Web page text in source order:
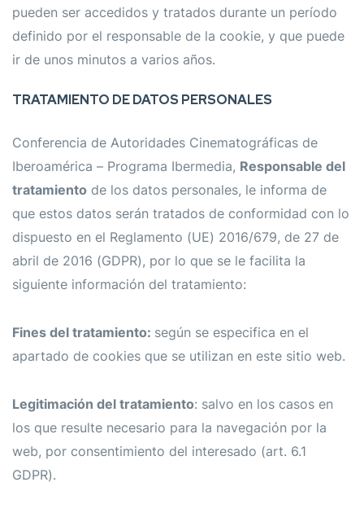
pueden ser accedidos y tratados durante un período
definido por el responsable de la cookie, y que puede
ir de unos minutos a varios años.
TRATAMIENTO DE DATOS PERSONALES
Conferencia de Autoridades Cinematográficas de
Iberoamérica – Programa Ibermedia, Responsable del
tratamiento de los datos personales, le informa de
que estos datos serán tratados de conformidad con lo
dispuesto en el Reglamento (UE) 2016/679, de 27 de
abril de 2016 (GDPR), por lo que se le facilita la
siguiente información del tratamiento:
Fines del tratamiento: según se especifica en el
apartado de cookies que se utilizan en este sitio web.
Legitimación del tratamiento: salvo en los casos en
los que resulte necesario para la navegación por la
web, por consentimiento del interesado (art. 6.1
GDPR).